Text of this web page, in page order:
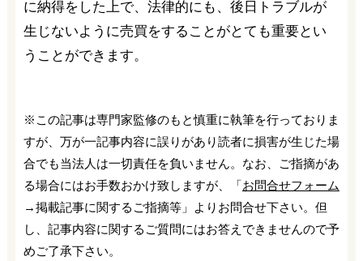
に納得をした上で、法律的にも、後日トラブルが
生じないように売買をすることがとても重要とい
うことができます。
※この記事は専門家監修のもと慎重に執筆を行っておりま
すが、万が一記事内容に誤りがあり読者に損害が生じた場
合でも当法人は一切責任を負いません。なお、ご指摘があ
る場合にはお手数おかけ致しますが、「お問合せフォーム
→掲載記事に関するご指摘等」よりお問合せ下さい。但
し、記事内容に関するご質問にはお答えできませんので予
めご了承下さい。